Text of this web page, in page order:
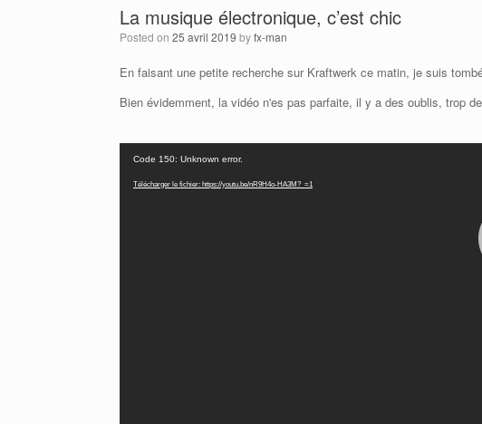
La musique électronique, c’est chic
Posted on 25 avril 2019 byfx-man
En faisant une petite recherche sur Kraftwerk ce matin, je suis
Bien évidemment, la vidéo n'es pas parfaite, il y a des oublis, trop
Code 150: Unknown error.
Télécharger le fichier: https://youtu.be/nR9H4o-HA3M?_=1